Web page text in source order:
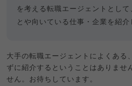
を考える転職エージェントとして
とや向いている仕事・企業を紹介
大手の転職エージェントによくある
ずに紹介するということはありませ
せん。お待ちしています。